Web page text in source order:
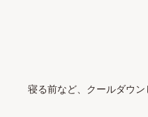
寝る前など、クールダウ